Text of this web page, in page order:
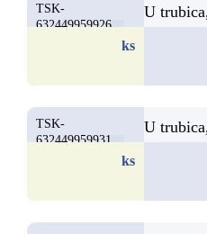
TSK-
632449959926
U
ks
TSK-
632449959931
U
ks